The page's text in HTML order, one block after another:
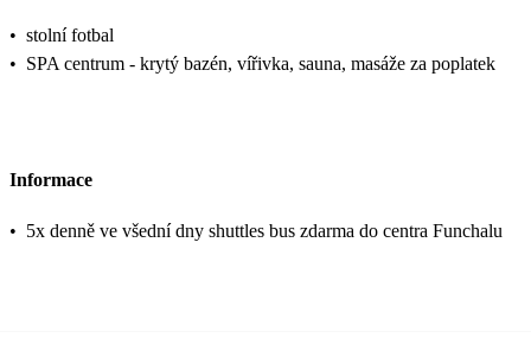
• stolní fotbal
• SPA centrum - krytý bazén, vířivka, sauna, masáže za poplatek
Informace
• 5x denně ve všední dny shuttles bus zdarma do centra Funchalu